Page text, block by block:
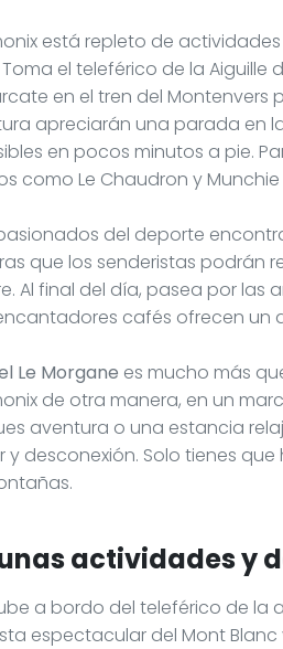
está repleto de
el teleférico de la
en el tren del Montenvers
apreciarán una parada en
en pocos minutos a pie.
como Le Chaudron y
del deporte
que los senderistas podrán
Al final del día, pasea por
cafés ofrecen
Le Morgane es mucho más
de otra manera, en un
aventura o una estancia
y desconexión. Solo tienes
actividades y
a bordo del teleférico de la
espectacular del Mont Blanc